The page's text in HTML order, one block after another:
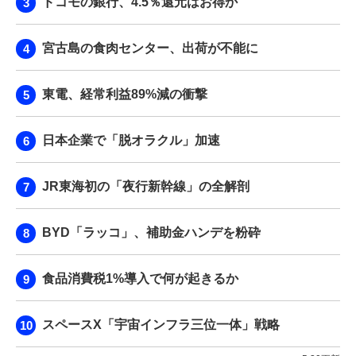
宮古島の食肉センター、出荷が不能に
東電、経常利益89%減の衝撃
日本企業で「脱オラクル」加速
JR東海初の「夜行新幹線」の全解剖
BYD「ラッコ」、補助金ハンデを粉砕
食品消費税1%導入で何が起きるか
スペースX「宇宙インフラ三位一体」戦略